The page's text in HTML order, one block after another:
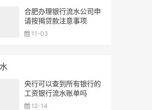
合肥办理银行流水公司申
请按揭贷款注意事项
11-03
央行可以查到所有银行的
工资银行流水账单吗
12-14